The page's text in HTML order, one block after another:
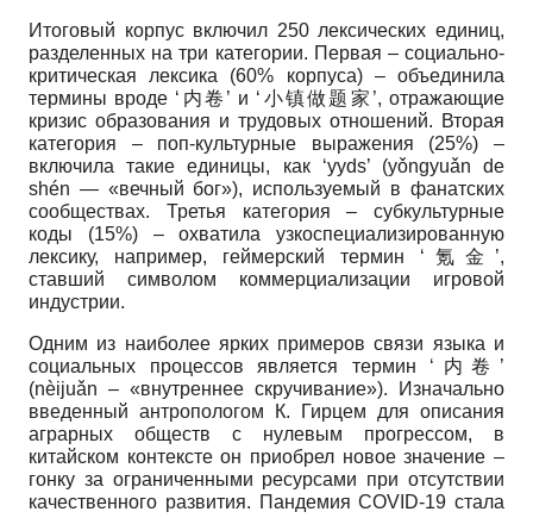
Итоговый корпус включил 250 лексических единиц,
разделенных на три категории. Первая – социально-
критическая лексика (60% корпуса) – объединила
термины вроде ‘内卷’ и ‘小镇做题家’, отражающие
кризис образования и трудовых отношений. Вторая
категория – поп-культурные выражения (25%) –
включила такие единицы, как ‘yyds’ (yǒngyuǎn de
shén — «вечный бог»), используемый в фанатских
сообществах. Третья категория – субкультурные
коды (15%) – охватила узкоспециализированную
лексику, например, геймерский термин ‘氪金’,
ставший символом коммерциализации игровой
индустрии.
Одним из наиболее ярких примеров связи языка и
социальных процессов является термин ‘内卷’
(nèijuǎn – «внутреннее скручивание»). Изначально
введенный антропологом К. Гирцем для описания
аграрных обществ с нулевым прогрессом, в
китайском контексте он приобрел новое значение –
гонку за ограниченными ресурсами при отсутствии
качественного развития. Пандемия COVID-19 стала